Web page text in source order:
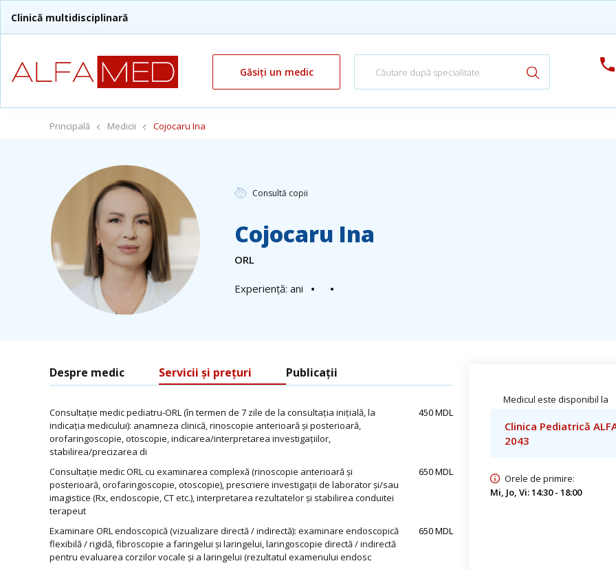
Clinică multidisciplinară
Găsiți un medic
Principală Medicii Cojocaru Ina
Consultă copii
Cojocaru Ina
ORL
Experiență: ani
Despre medic Servicii și prețuri Publicații
Consultație medic pediatru-ORL (în termen de 7 zile de la consultația inițială, la
indicația medicului): anamneza clinică, rinoscopie anterioară și posterioară,
orofaringoscopie, otoscopie, indicarea/interpretarea investigațiilor,
stabilirea/precizarea di
450 MDL
Consultație medic ORL cu examinarea complexă (rinoscopie anterioară și
posterioară, orofaringoscopie, otoscopie), prescriere investigații de laborator și/sau
imagistice (Rx, endoscopie, CT etc.), interpretarea rezultatelor și stabilirea conduitei
terapeut
650 MDL
Examinare ORL endoscopică (vizualizare directă / indirectă): examinare endoscopică
flexibilă / rigidă, fibroscopie a faringelui și laringelui, laringoscopie directă / indirectă
pentru evaluarea corzilor vocale și a laringelui (rezultatul examenului endosc
650 MDL
Medicul este disponibil la
Clinica Pediatrică
2043
Orele de primire:
Mi, Jo, Vi: 14:30 - 18:00